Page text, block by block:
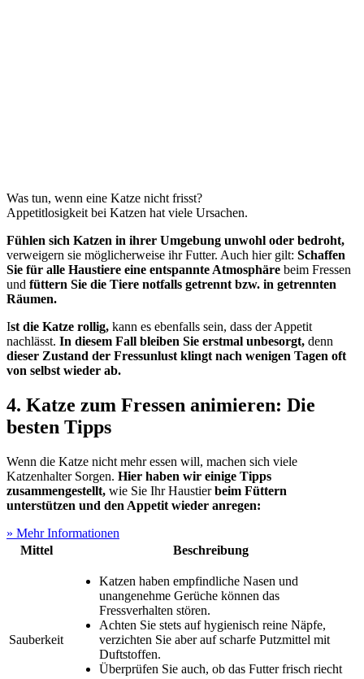
Was tun, wenn eine Katze nicht frisst?
Appetitlosigkeit bei Katzen hat viele Ursachen.
Fühlen sich Katzen in ihrer Umgebung unwohl oder bedroht,
verweigern sie möglicherweise ihr Futter. Auch hier gilt: Schaffen
Sie für alle Haustiere eine entspannte Atmosphäre beim Fressen
und füttern Sie die Tiere notfalls getrennt bzw. in getrennten
Räumen.
Ist die Katze rollig, kann es ebenfalls sein, dass der Appetit
nachlässt. In diesem Fall bleiben Sie erstmal unbesorgt, denn
dieser Zustand der Fressunlust klingt nach wenigen Tagen oft
von selbst wieder ab.
4. Katze zum Fressen animieren: Die
besten Tipps
Wenn die Katze nicht mehr essen will, machen sich viele
Katzenhalter Sorgen. Hier haben wir einige Tipps
zusammengestellt, wie Sie Ihr Haustierbeim Füttern
unterstützen und den Appetit wieder anregen:
» Mehr Informationen
Mittel
Beschreibung
Sauberkeit
Katzen haben empfindliche Nasen und
unangenehme Gerüche können das
Fressverhalten stören.
Achten Sie stets auf hygienisch reine Näpfe,
verzichten Sie aber auf scharfe Putzmittel mit
Duftstoffen.
Überprüfen Sie auch, ob das Futter frisch riecht